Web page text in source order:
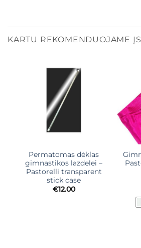
KARTU REKOMENDUOJAME
Permatomas dėklas
gimnastikos lazdelei –
Pastorelli transparent
stick case
€12.00